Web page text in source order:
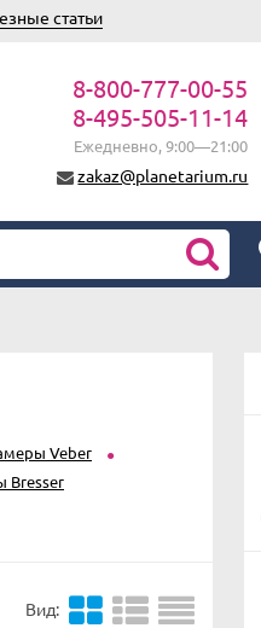
статьи
8-800-777-00-55
8-495-505-11-14
Ежедневно, 9:00—21:00
zakaz@planetarium.ru
Veber
Bresser
Вид: